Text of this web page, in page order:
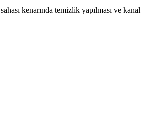
kenarında temizlik yapılması ve